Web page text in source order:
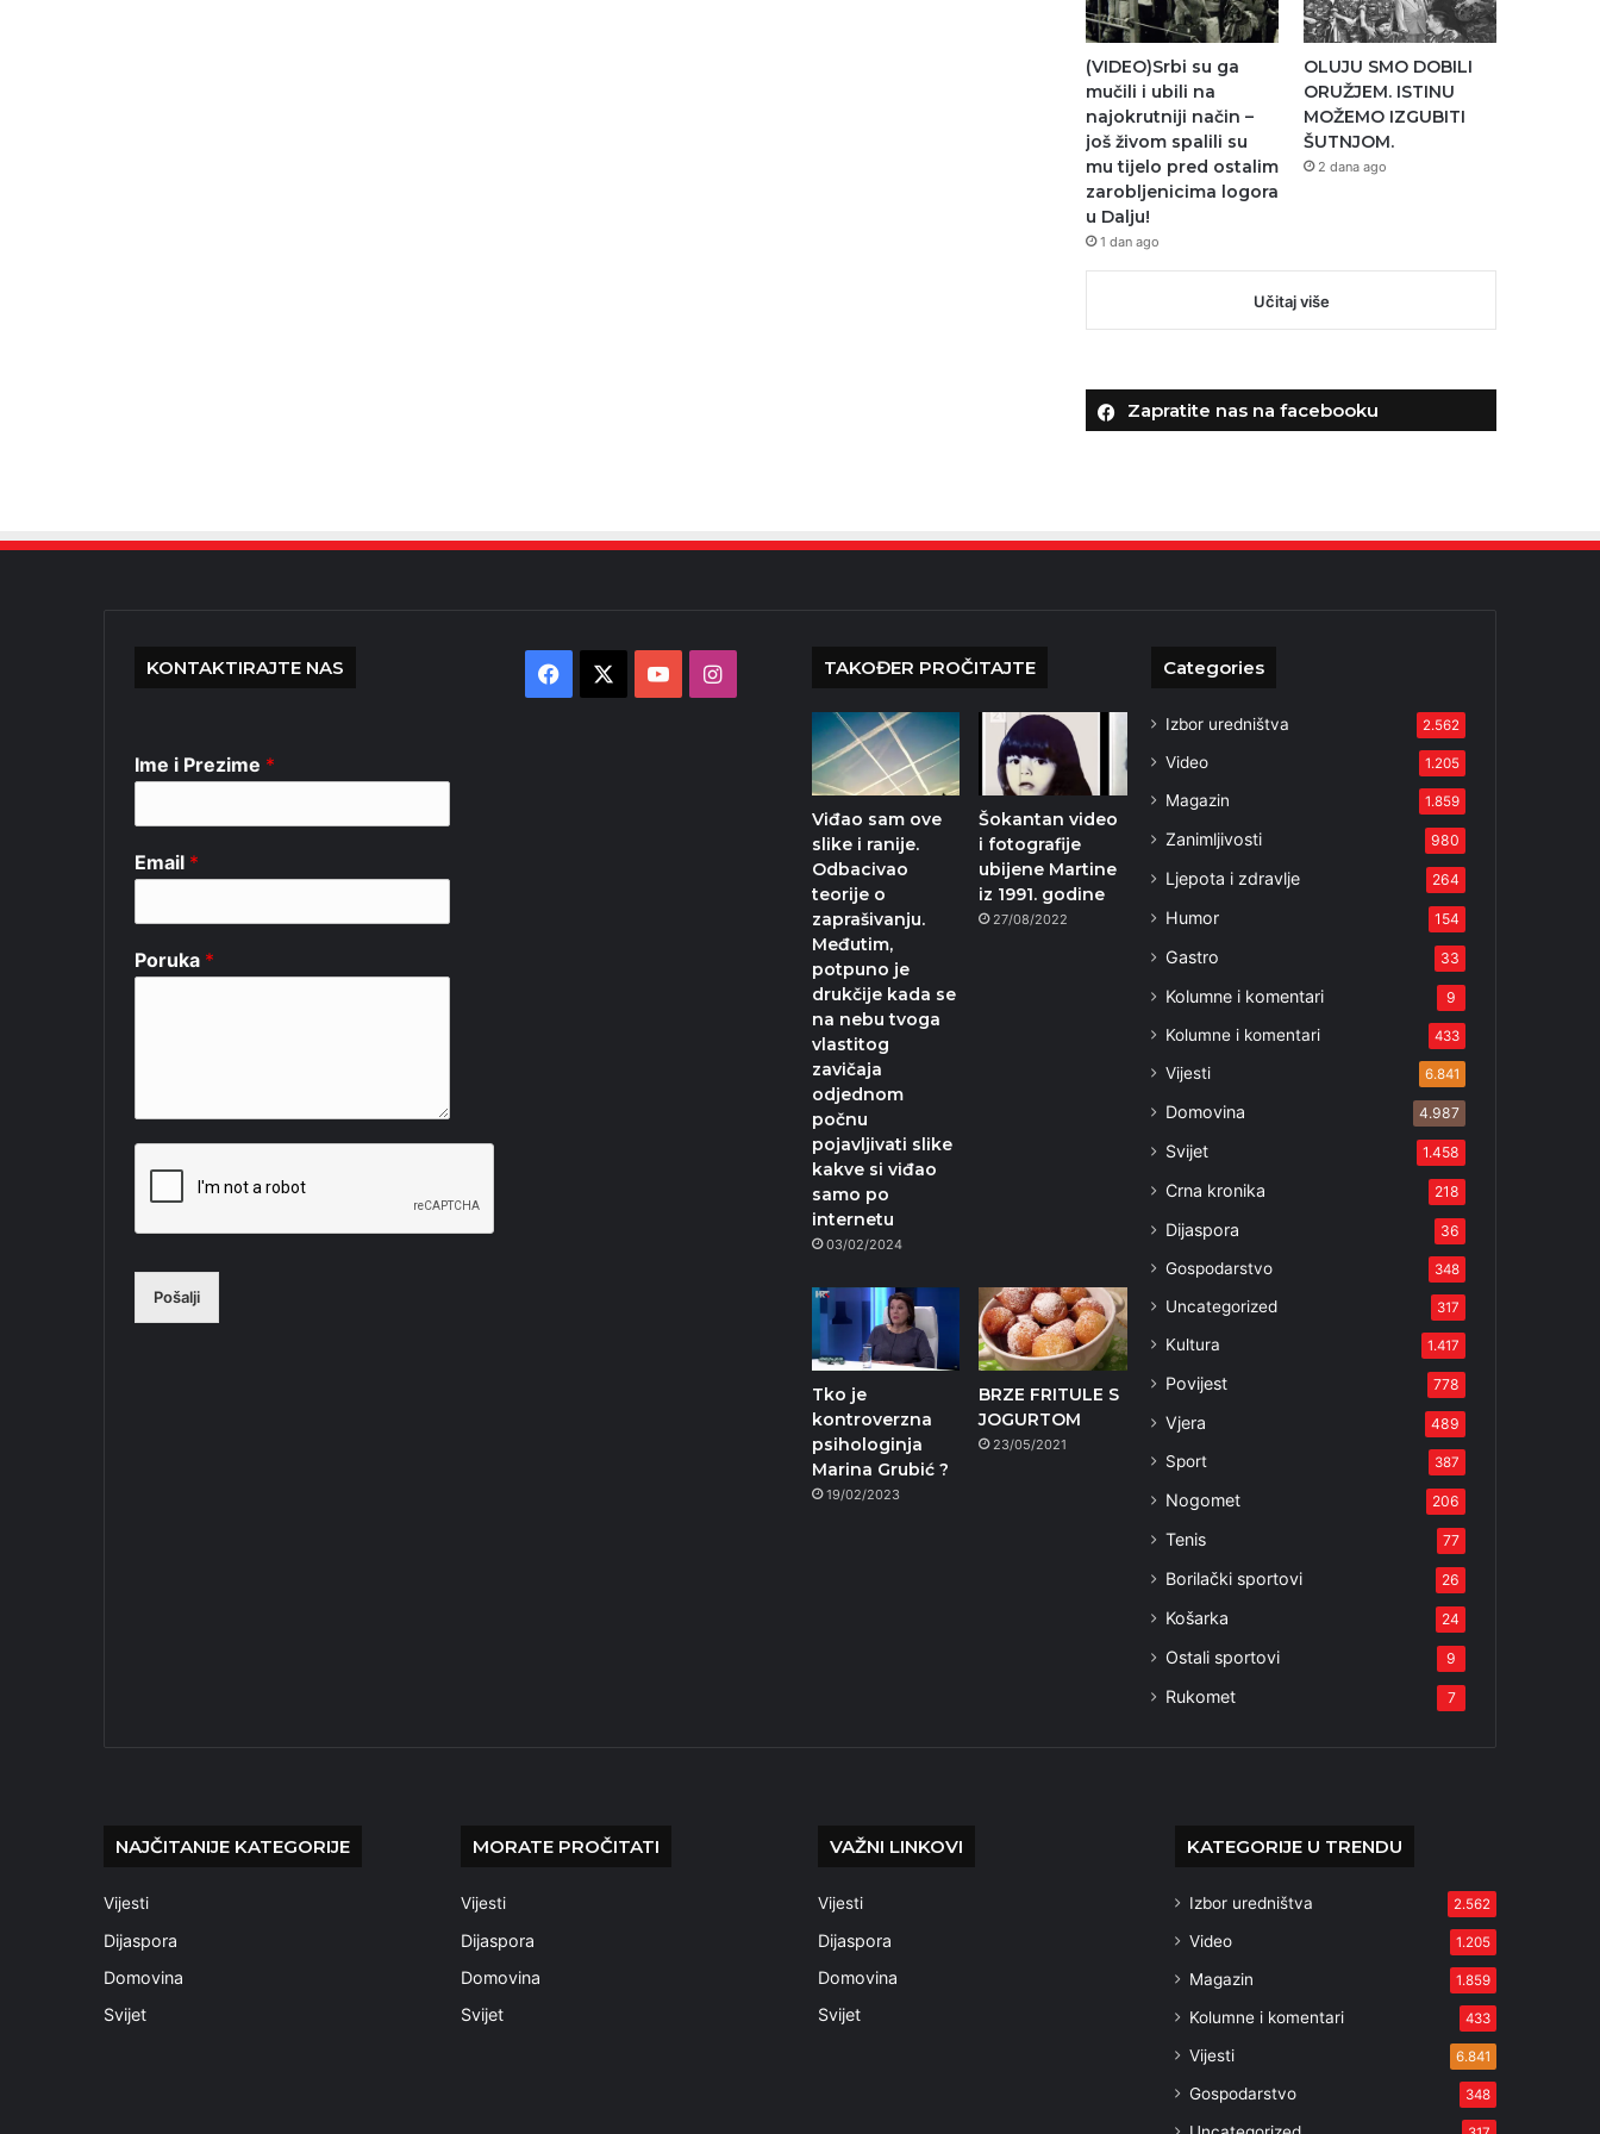
(VIDEO)Srbi su ga
mučili i ubili na
najokrutniji način –
još živom spalili su
mu tijelo pred ostalim
zarobljenicima logora
u Dalju!
1 dan ago
OLUJU SMO DOBILI
ORUŽJEM. ISTINU
MOŽEMO IZGUBITI
ŠUTNJOM.
2 dana ago
Učitaj više
Zapratite nas na facebooku
KONTAKTIRAJTE NAS
Ime i Prezime *
Email *
Poruka *
Pošalji
Facebook YouTubeInstagram TAKOĐER PROČITAJTE
Viđao sam ove
slike i ranije.
Odbacivao
teorije o
zaprašivanju.
Međutim,
potpuno je
drukčije kada se
na nebu tvoga
vlastitog
zavičaja
odjednom
počnu
pojavljivati slike
kakve si viđao
samo po
internetu
03/02/2024
Šokantan video
i fotografije
ubijene Martine
iz 1991. godine
27/08/2022
Tko je
kontroverzna
psihologinja
Marina Grubić ?
19/02/2023
BRZE FRITULE S
JOGURTOM
23/05/2021
Categories
Izbor uredništva 2.562
Video 1.205
Magazin 1.859
Zanimljivosti 980
Ljepota i zdravlje 264
Humor 154
Gastro 33
Kolumne i komentari 9
Kolumne i komentari 433
Vijesti 6.841
Domovina 4.987
Svijet 1.458
Crna kronika 218
Dijaspora 36
Gospodarstvo 348
Uncategorized 317
Kultura 1.417
Povijest 778
Vjera 489
Sport 387
Nogomet 206
Tenis 77
Borilački sportovi 26
Košarka 24
Ostali sportovi 9
Rukomet 7
NAJČITANIJE KATEGORIJE
Vijesti
Dijaspora
Domovina
Svijet
MORATE PROČITATI
Vijesti
Dijaspora
Domovina
Svijet
VAŽNI LINKOVI
Vijesti
Dijaspora
Domovina
Svijet
KATEGORIJE U TRENDU
Izbor uredništva 2.562
Video 1.205
Magazin 1.859
Kolumne i komentari 433
Vijesti 6.841
Gospodarstvo 348